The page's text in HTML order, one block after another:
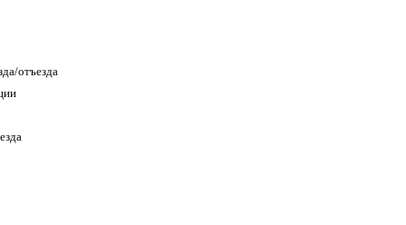
отъезда